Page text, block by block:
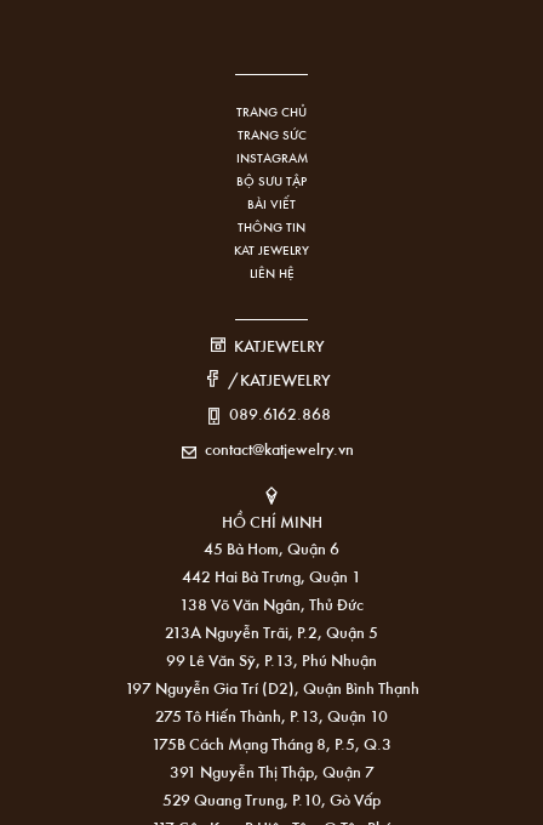
TRANG CHỦ
TRANG SỨC
INSTAGRAM
BỘ SƯU TẬP
BÀI VIẾT
THÔNG TIN
KAT JEWELRY
LIÊN HỆ
KATJEWELRY
/KATJEWELRY
089.6162.868
contact@katjewelry.vn
HỒ CHÍ MINH
45 Bà Hom, Quận 6
442 Hai Bà Trưng, Quận 1
138 Võ Văn Ngân, Thủ Đức
213A Nguyễn Trãi, P.2, Quận 5
99 Lê Văn Sỹ, P.13, Phú Nhuận
197 Nguyễn Gia Trí (D2), Quận Bình Thạnh
275 Tô Hiến Thành, P.13, Quận 10
175B Cách Mạng Tháng 8, P.5, Q.3
391 Nguyễn Thị Thập, Quận 7
529 Quang Trung, P.10, Gò Vấp